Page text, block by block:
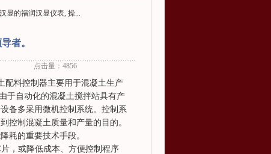
显的福润汉显仪表, 操...
者。
点击量：4856
配料控制器主要用于混凝土生产
于自动化的混凝土搅拌站具有产
备多采用微机控制系统。控制系
控制混凝土质量和产量的目的。
耗的重要技术手段。
，或降低成本、方便控制程序